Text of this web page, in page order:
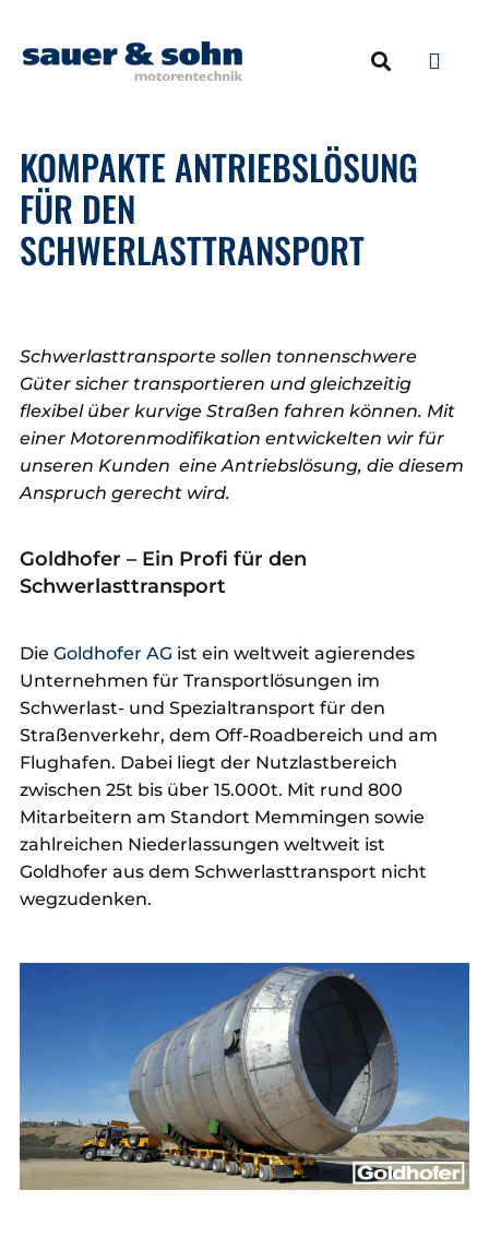
KOMPAKTE ANTRIEBSLÖSUNG
FÜR DEN
SCHWERLASTTRANSPORT
Schwerlasttransporte sollen tonnenschwere
Güter sicher transportieren und gleichzeitig
flexibel über kurvige Straßen fahren können. Mit
einer Motorenmodifikation entwickelten wir für
unseren Kunden eine Antriebslösung, die diesem
Anspruch gerecht wird.
Goldhofer – Ein Profi für den
Schwerlasttransport
Die Goldhofer AG ist ein weltweit agierendes
Unternehmen für Transportlösungen im
Schwerlast- und Spezialtransport für den
Straßenverkehr, dem Off-Roadbereich und am
Flughafen. Dabei liegt der Nutzlastbereich
zwischen 25t bis über 15.000t. Mit rund 800
Mitarbeitern am Standort Memmingen sowie
zahlreichen Niederlassungen weltweit ist
Goldhofer aus dem Schwerlasttransport nicht
wegzudenken.